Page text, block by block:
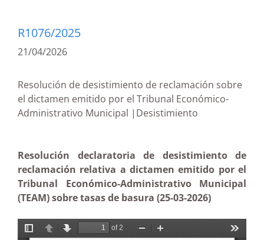
R1076/2025
21/04/2026
Resolución de desistimiento de reclamación sobre
el dictamen emitido por el Tribunal Económico-
Administrativo Municipal |Desistimiento
Resolución declaratoria de desistimiento de
reclamación relativa a dictamen emitido por el
Tribunal Económico-Administrativo Municipal
(TEAM) sobre tasas de basura (25-03-2026)